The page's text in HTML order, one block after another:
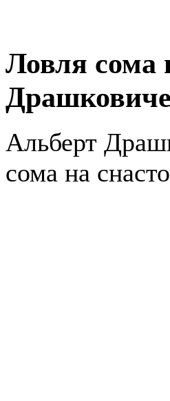
Ловля сома
Альберт
сома на